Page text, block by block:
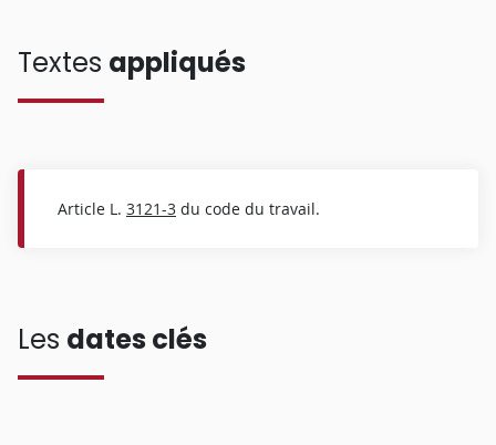
Textes appliqués
Article L. 3121-3 du code du travail.
Les dates clés